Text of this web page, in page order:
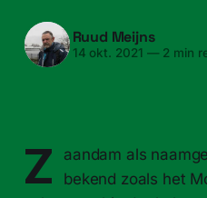
Ruud Meijns
14 okt. 2021 —2 min
Z
aandam als
bekend zoals het